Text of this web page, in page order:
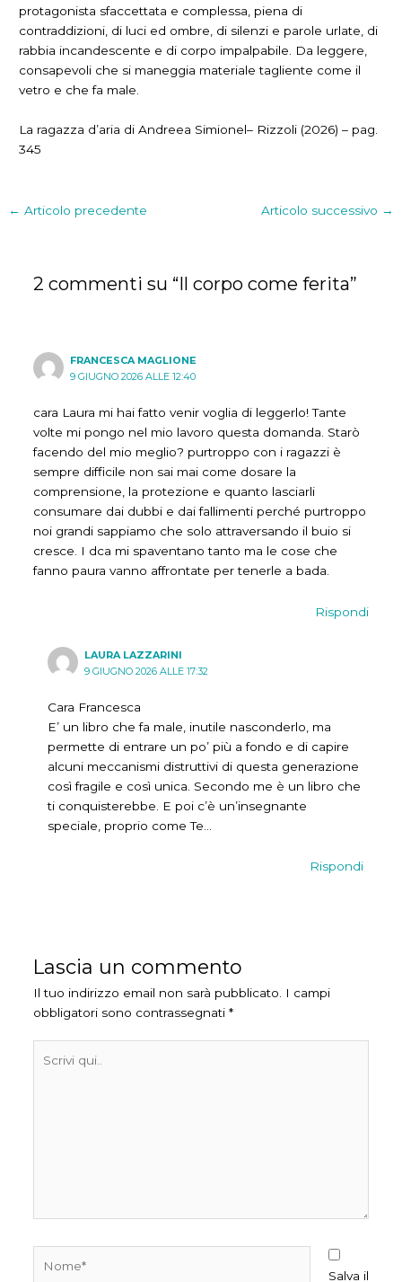
protagonista sfaccettata e complessa, piena di
contraddizioni, di luci ed ombre, di silenzi e parole urlate, di
rabbia incandescente e di corpo impalpabile. Da leggere,
consapevoli che si maneggia materiale tagliente come il
vetro e che fa male.
La ragazza d’aria di Andreea Simionel– Rizzoli (2026) – pag.
345
← Articolo precedente Articolo successivo →
2 commenti su “Il corpo come ferita”
FRANCESCA MAGLIONE
9 GIUGNO 2026 ALLE 12:40
cara Laura mi hai fatto venir voglia di leggerlo! Tante
volte mi pongo nel mio lavoro questa domanda. Starò
facendo del mio meglio? purtroppo con i ragazzi è
sempre difficile non sai mai come dosare la
comprensione, la protezione e quanto lasciarli
consumare dai dubbi e dai fallimenti perché purtroppo
noi grandi sappiamo che solo attraversando il buio si
cresce. I dca mi spaventano tanto ma le cose che
fanno paura vanno affrontate per tenerle a bada.
Rispondi
LAURA LAZZARINI
9 GIUGNO 2026 ALLE 17:32
Cara Francesca
E’ un libro che fa male, inutile nasconderlo, ma
permette di entrare un po’ più a fondo e di capire
alcuni meccanismi distruttivi di questa generazione
così fragile e così unica. Secondo me è un libro che
ti conquisterebbe. E poi c’è un’insegnante
speciale, proprio come Te…
Rispondi
Lascia un commento
Il tuo indirizzo email non sarà pubblicato.
I campi
obbligatori sono contrassegnati *
qui..
Salva il